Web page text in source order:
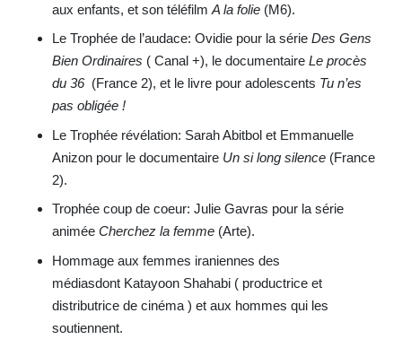
aux enfants, et son téléfilm A la folie (M6).
Le Trophée de l’audace: Ovidie pour la série Des Gens
Bien Ordinaires ( Canal +), le documentaire Le procès
du 36 (France 2), et le livre pour adolescents Tu n’es
pas obligée !
Le Trophée révélation: Sarah Abitbol et Emmanuelle
Anizon pour le documentaire Un si long silence (France
2).
Trophée coup de coeur: Julie Gavras pour la série
animée Cherchez la femme(Arte).
Hommage aux femmes iraniennes des
médiasdont Katayoon Shahabi ( productrice et
distributrice de cinéma ) et aux hommes qui les
soutiennent.